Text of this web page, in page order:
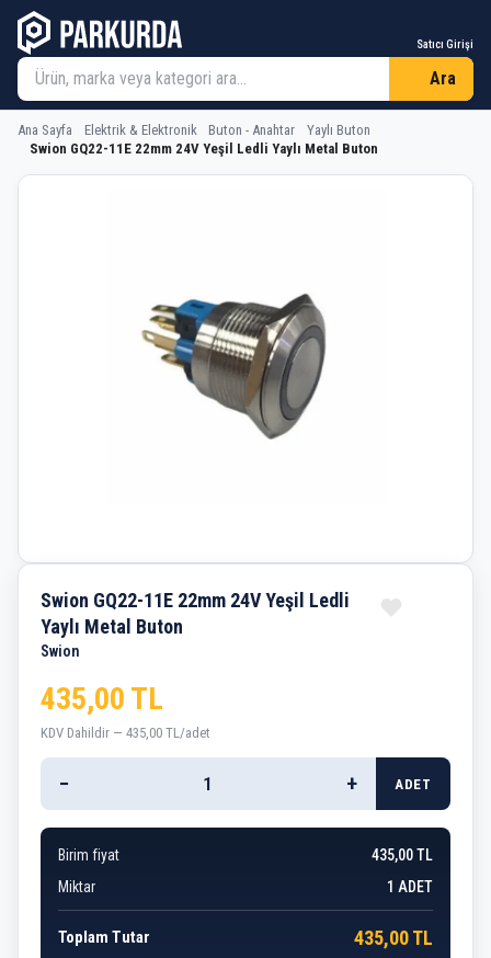
Satıcı Girişi
Ara
Ana Sayfa Elektrik & Elektronik Buton - Anahtar
Yaylı Buton
Swion GQ22-11E 22mm 24V Yeşil Ledli Yaylı Metal Buton
Swion GQ22-11E 22mm 24V Yeşil
Swion GQ22-11E 22mm 24V Yeşil Ledli
Yaylı Metal Buton
Swion
435,00 TL
KDV Dahildir — 435,00 TL/adet
− + ADET
Birim fiyat
435,00 TL
Miktar
1 ADET
Toplam Tutar 435,00 TL